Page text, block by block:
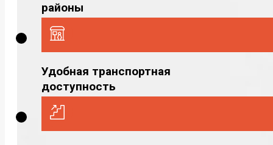
районы
Удобная транспортная
доступность